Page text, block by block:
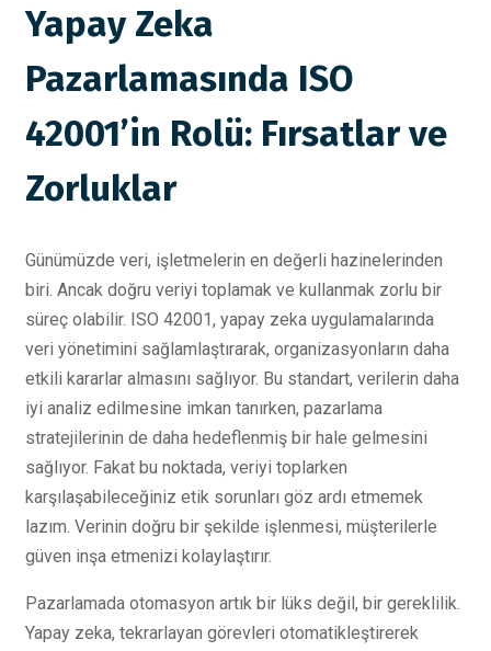
Yapay Zeka
Pazarlamasında ISO
42001’in Rolü: Fırsatlar ve
Zorluklar
Günümüzde veri, işletmelerin en değerli hazinelerinden
biri. Ancak doğru veriyi toplamak ve kullanmak zorlu bir
süreç olabilir. ISO 42001, yapay zeka uygulamalarında
veri yönetimini sağlamlaştırarak, organizasyonların daha
etkili kararlar almasını sağlıyor. Bu standart, verilerin daha
iyi analiz edilmesine imkan tanırken, pazarlama
stratejilerinin de daha hedeflenmiş bir hale gelmesini
sağlıyor. Fakat bu noktada, veriyi toplarken
karşılaşabileceğiniz etik sorunları göz ardı etmemek
lazım. Verinin doğru bir şekilde işlenmesi, müşterilerle
güven inşa etmenizi kolaylaştırır.
Pazarlamada otomasyon artık bir lüks değil, bir gereklilik.
Yapay zeka, tekrarlayan görevleri otomatikleştirerek